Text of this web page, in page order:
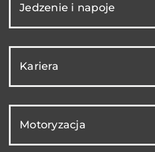
Jedzenie i napoje
Kariera
Motoryzacja